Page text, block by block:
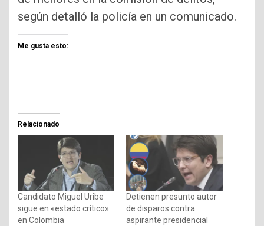
según detalló la policía en un comunicado.
Me gusta esto:
Relacionado
Candidato Miguel Uribe
sigue en «estado crítico»
en Colombia
Detienen presunto autor
de disparos contra
aspirante presidencial